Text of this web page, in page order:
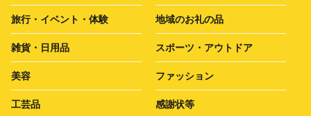
旅行・イベント・体験 地域のお礼の品
雑貨・日用品 スポーツ・アウトドア
美容 ファッション
工芸品 感謝状等